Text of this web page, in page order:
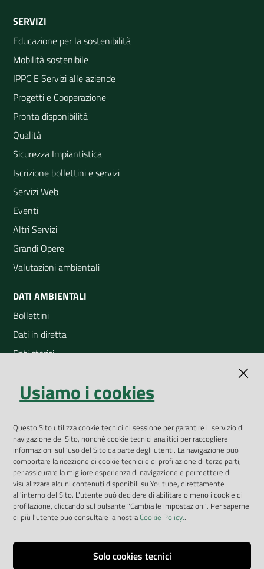
SERVIZI
Educazione per la sostenibilità
Mobilità sostenibile
IPPC E Servizi alle aziende
Progetti e Cooperazione
Pronta disponibilità
Qualità
Sicurezza Impiantistica
Iscrizione bollettini e servizi
Servizi Web
Eventi
Altri Servizi
Grandi Opere
Valutazioni ambientali
DATI AMBIENTALI
Bollettini
Dati in diretta
Dati storici
Open Data
App Arpav
Rapporti regionali annuali
Le Infografiche
Dispenser dati
Vai alla pagina
Usiamo i cookies
Questo Sito utilizza cookie tecnici di sessione per garantire il servizio di
navigazione del Sito, nonchè cookie tecnici analitici per raccogliere
informazioni sull'uso del Sito da parte degli utenti. La navigazione può
comportare la ricezione di cookie tecnici e di profilazione di terze parti,
per assicurare la migliore esperienza di navigazione e permettere di
visualizzare alcuni contenuti disponibili su Youtube, direttamente
all'interno del Sito. L'utente può decidere di abilitare o meno i cookie di
profilazione, cliccando sul pulsante "Cambia le impostazioni". Per saperne
di più l'utente può consultare la nostraCookie Policy..
Solo cookies tecnici